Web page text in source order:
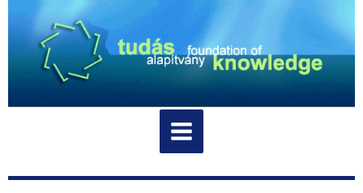
content